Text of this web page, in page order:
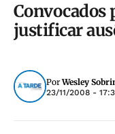
Convocados
justificar
PorWesley
23/11/2008 -